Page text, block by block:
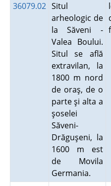
36079.02 Situl
arheologic de
la Săveni -
Valea Boului.
Situl se află
extravilan, la
1800 m nord
de oraş, de o
parte şi alta a
şoselei
Săveni-
Drăguşeni, la
1600 m est
de Movila
Germania.